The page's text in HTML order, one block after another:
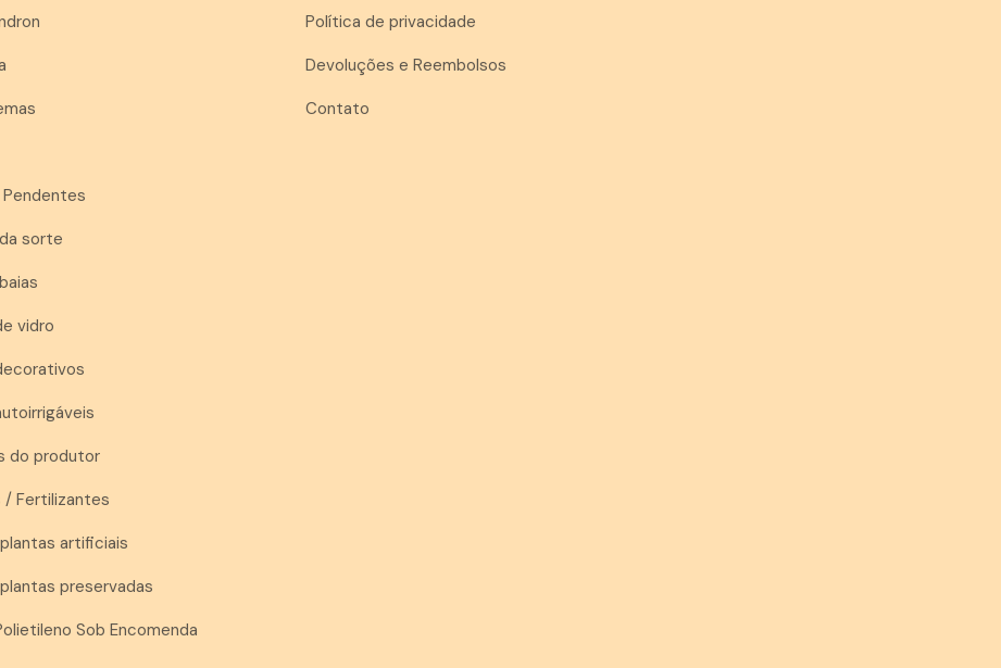
sorte
vidro
do produtor
/ Fertilizantes
artificiais
preservadas
Sob Encomenda
Política de privacidade
Devoluções e Reembolsos
Contato